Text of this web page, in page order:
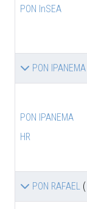
PON InSEA
PON
PON IPANEMA
HR
PON RAFAEL